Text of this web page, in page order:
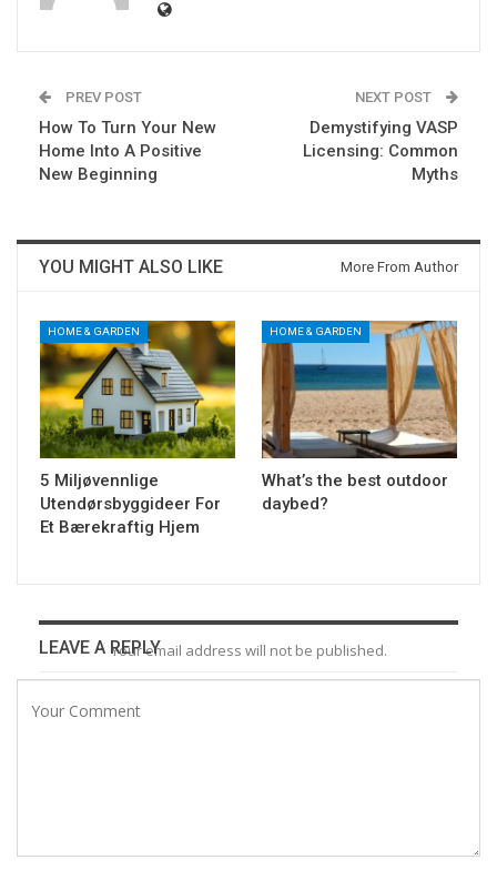
PREV POST
How To Turn Your New
Home Into A Positive
New Beginning
NEXT POST
Demystifying VASP
Licensing: Common
Myths
YOU MIGHT ALSO LIKE More From Author
HOME & GARDEN
5 Miljøvennlige
Utendørsbyggideer For
Et Bærekraftig Hjem
HOME & GARDEN
What’s the best outdoor
daybed?
LEAVE A REPLYYour email address will not be published.